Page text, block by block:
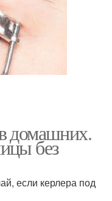
домашних.
без
если керлера под